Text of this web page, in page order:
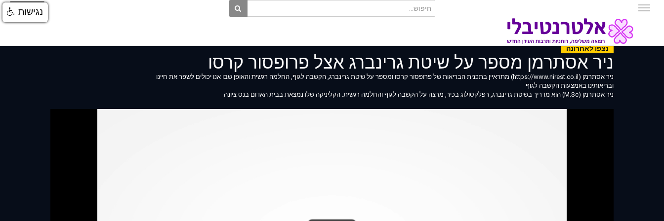
התחברות
נצפו לאחרונה
ניר אסתרמן מספר על שיטת גרינברג אצל פרופסור קרסו
ניר אסתרמן (https://www.nirest.co.il) מתראיין בתכנית הבריאות של פרופסור קרסו ומספר על שיטת גרינברג, הקשבה לגוף, החלמה רגשית והאופן שבו אנו יכולים לשפר את חיינו
ובריאותינו באמצעות הקשבה לגוף
ניר אסתרמן (M.Sc) הוא מדריך בשיטת גרינברג, רפלקסולוג בכיר, מרצה על הקשבה לגוף והחלמה רגשית. הקליניקה שלו נמצאת בבית האדום בנס ציונה
נגישות